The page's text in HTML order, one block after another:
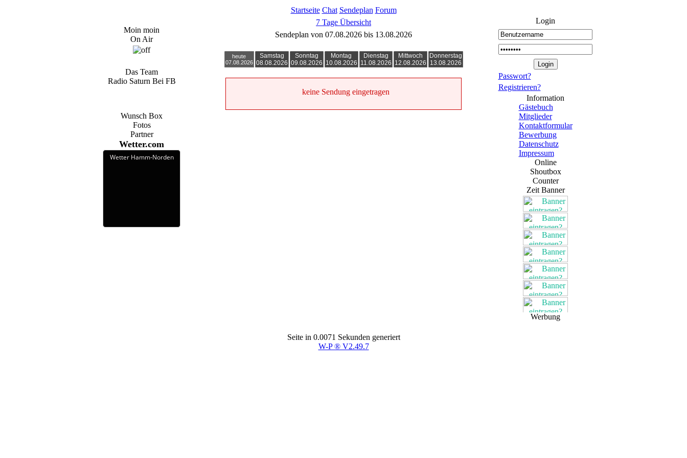
Startseite Chat Sendeplan Forum
Moin moin
On Air
Das Team
Radio Saturn Bei FB
Wunsch Box
Fotos
Partner
Wetter.com
Wetter Hamm-Norden
7 Tage Übersicht
Sendeplan von 07.08.2026 bis 13.08.2026
heute
07.08.2026
Samstag
08.08.2026
Sonntag
09.08.2026
Montag
10.08.2026
Dienstag
11.08.2026
Mittwoch
12.08.2026
Donnerstag
13.08.2026
keine Sendung eingetragen
Login
Passwort?
Registrieren?
Information
Gästebuch
Mitglieder
Kontaktformular
Bewerbung
Datenschutz
Impressum
Online
Shoutbox
Counter
Zeit Banner
Werbung
Seite in 0.0071 Sekunden generiert
W-P ® V2.49.7